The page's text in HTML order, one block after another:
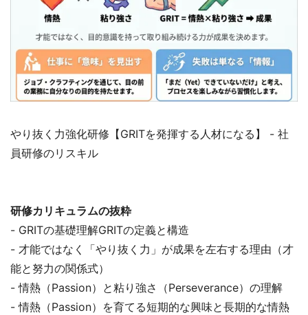
やり抜く力強化研修【GRITを発揮する人材になる】 - 社
員研修のリスキル
研修カリキュラムの抜粋
- GRITの基礎理解GRITの定義と構造
- 才能ではなく「やり抜く力」が成果を左右する理由（才
能と努力の関係式）
- 情熱（Passion）と粘り強さ（Perseverance）の理解
- 情熱（Passion）を育てる短期的な興味と長期的な情熱